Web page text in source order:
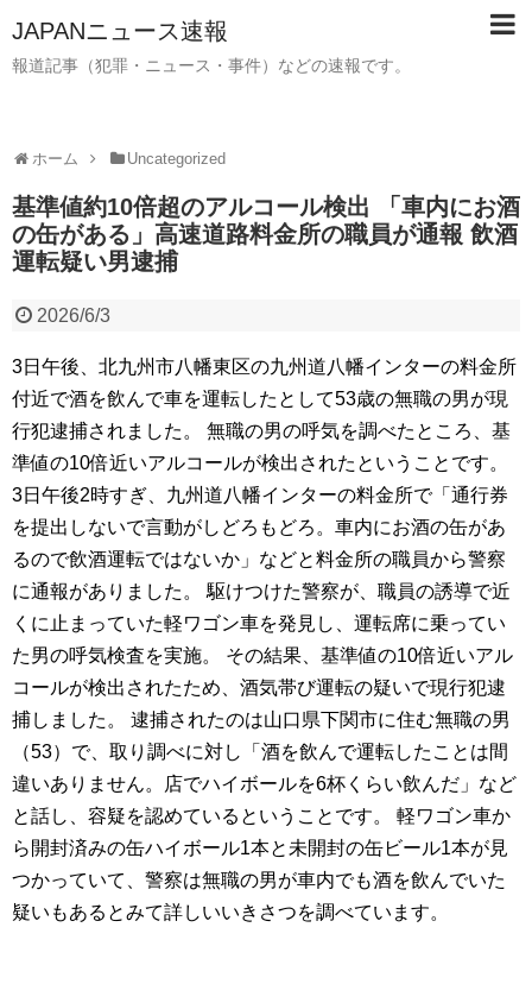
JAPANニュース速報
報道記事（犯罪・ニュース・事件）などの速報です。
ホーム Uncategorized
基準値約10倍超のアルコール検出 「車内にお酒
の缶がある」高速道路料金所の職員が通報 飲酒
運転疑い男逮捕
2026/6/3
3日午後、北九州市八幡東区の九州道八幡インターの料金所
付近で酒を飲んで車を運転したとして53歳の無職の男が現
行犯逮捕されました。 無職の男の呼気を調べたところ、基
準値の10倍近いアルコールが検出されたということです。
3日午後2時すぎ、九州道八幡インターの料金所で「通行券
を提出しないで言動がしどろもどろ。車内にお酒の缶があ
るので飲酒運転ではないか」などと料金所の職員から警察
に通報がありました。 駆けつけた警察が、職員の誘導で近
くに止まっていた軽ワゴン車を発見し、運転席に乗ってい
た男の呼気検査を実施。 その結果、基準値の10倍近いアル
コールが検出されたため、酒気帯び運転の疑いで現行犯逮
捕しました。 逮捕されたのは山口県下関市に住む無職の男
（53）で、取り調べに対し「酒を飲んで運転したことは間
違いありません。店でハイボールを6杯くらい飲んだ」など
と話し、容疑を認めているということです。 軽ワゴン車か
ら開封済みの缶ハイボール1本と未開封の缶ビール1本が見
つかっていて、警察は無職の男が車内でも酒を飲んでいた
疑いもあるとみて詳しいいきさつを調べています。